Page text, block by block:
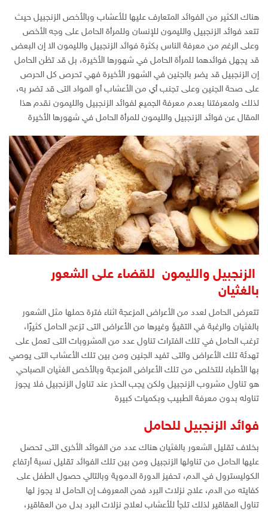
هناك الكثير من الفوائد المتعارف عليها للأعشاب وبالأخص الزنجبيل حيث
تتعد فوائد الزنجبيل والليمون للإنسان وللمرأة الحامل على وجه الأخص
وعلى الرغم من معرفة الناس بكثرة فوائد الزنجبيل والليمون الا إن البعض
قد يجهل فوائدهما للمرأة الحامل في شهورها الأخيرة، بل قد تظن الحامل
إن الزنجبيل قد يضر بالجنين في الشهور الأخيرة فهي تحرص كل الحرص
على صحة الجنين وعلى تجنب أي من الأعشاب أو المواد التى قد تضر به،
لذلك ولمعرفتنا بعدم معرفة الجميع لفوائد الزنجبيل والليمون نقدم هذا
المقال عن فوائد الزنجبيل والليمون للمرأة الحامل في شهورها الأخيرة
الزنجبيل والليمون للقضاء على الشعور
بالغثيان
تتعرض الحامل لعدد من الأعراض المزعجة اثناء فترة حملها مثل الشعور
بالغثيان والرغبة في التقيؤ وغيرها من الأعراض التى تزعج الحامل كثيرًا،
ترغب الحامل في تلك الفترات تناول عدد من المشروبات التى تعمل على
تهدئة تلك الأعراض والتى تفيد الجنين ومن بين تلك الأعشاب التى يوصي
بها الأطباء للتخلص من تلك الأعراض المزعجة وبالأخص الغثيان الصباحي
هو تناول مشروب الزنجبيل ولكن يجب الحذر عند تناول الزنجبيل فلا يجوز
تناوله بدون معرفة الطبيب وبكميات كبيرة
فوائد الزنجبيل للحامل
بخلاف تقليل الشعور بالغثيان هناك عدد من الفوائد الأخرى التى تحصل
عليها الحامل من تناولها الزنجبيل ومن بين تلك الفوائد تقليل نسبة أرتفاع
الكوليسترول في الدم، تحفيز الدورة الدموية وبالتالي حصول الطفل على
كفايته من الدم، علاج نزلات البرد فمن المعروف إن الحامل لا يجوز لها
تناول العقاقير لذلك تلجأ للأعشاب لعلاج نزلات البرد بدل من العقاقير،